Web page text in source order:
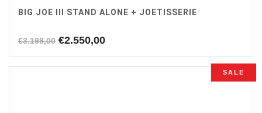
BIG JOE III STAND ALONE + JOETISSERIE
€3.198,00 Oorspronkelijke
was:
€2.550,00Huidige
is:
SALE